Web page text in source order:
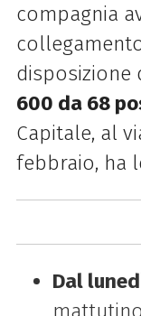
compagnia
disposizione
600 da 68
Capitale, al
febbraio, ha
Dal